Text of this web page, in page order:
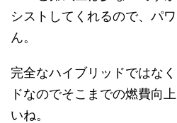
シストしてくれるので、パ
ん。
完全なハイブリッドではな
ドなのでそこまでの燃費向
いね。